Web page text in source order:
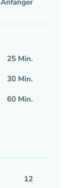
25 Min.
30 Min.
60 Min.
12